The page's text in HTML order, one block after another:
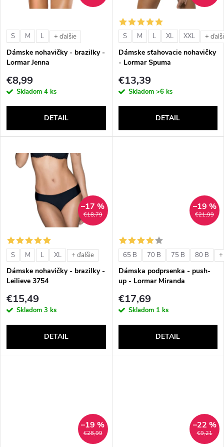
e
p
r
d
u
o
v
s
p
r
o
d
u
o
v
S M L + ďalšie
Dámske nohavičky - brazilky -
Lormar Jenna
€8,99
Skladom 4 ks
DETAIL
S M L XL XXL +
Dámske sťahovacie nohavičky
- Lormar Spuma
€13,39
Skladom >6 ks
DETAIL
€18,79
–17 %
S M L XL + ďalšie
Dámske nohavičky - brazilky -
Leilieve 3754
€15,49
Skladom 3 ks
DETAIL
€21,99
–19 %
65 B 70 B 75 B 80 B
Dámska podprsenka - push-
up - Lormar Miranda
€17,69
Skladom 1 ks
DETAIL
€28,99
–19 %
€9,21
–22 %